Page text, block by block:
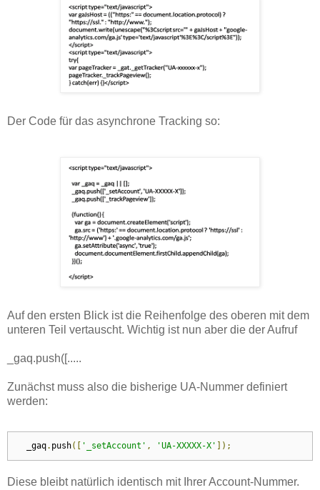
Der Code für das asynchrone Tracking so:
Auf den ersten Blick ist die Reihenfolge des oberen mit dem
unteren Teil vertauscht. Wichtig ist nun aber die der Aufruf
_gaq.push([.....
Zunächst muss also die bisherige UA-Nummer definiert
werden:
  _gaq
. push([ '_setAccount' , 'UA-XXXXX-X' ]);
Diese bleibt natürlich identisch mit Ihrer Account-Nummer.